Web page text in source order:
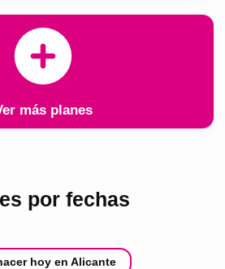
más planes
por fechas
hoy en Alicante